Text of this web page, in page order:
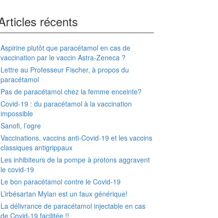
récents
Aspirine plutôt que paracétamol en cas de
vaccination par le vaccin Astra-Zeneca ?
Lettre au Professeur Fischer, à propos du
paracétamol
Pas de paracétamol chez la femme enceinte?
Covid-19 : du paracétamol à la vaccination
impossible
Sanofi, l’ogre
Vaccinations, vaccins anti-Covid-19 et les vaccins
classiques antigrippaux
Les inhibiteurs de la pompe à protons aggravent
le covid-19
Le bon paracétamol contre le Covid-19
L’irbésartan Mylan est un faux générique!
La délivrance de paracétamol injectable en cas
de Covid-19 facilitée !!